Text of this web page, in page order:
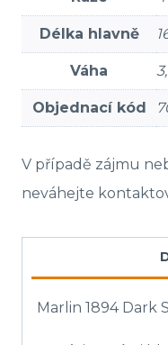
Délka hlavně
Váha
Objednací kód
V případě zájmu
neváhejte
Marlin 1894 Dark